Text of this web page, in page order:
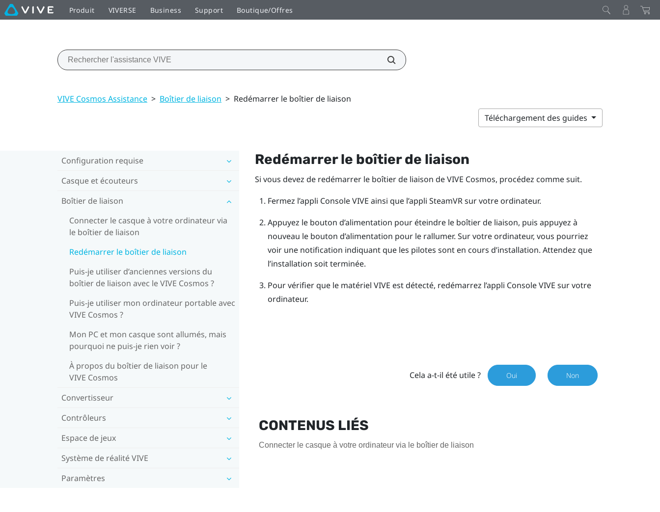
Produit VIVERSE Business Support Boutique/Offres
VIVE Cosmos Assistance > Boîtier de liaison > Redémarrer le boîtier de liaison
Téléchargement des guides
Configuration requise
Casque et écouteurs
Boîtier de liaison
Connecter le casque à votre ordinateur via
le boîtier de liaison
Redémarrer le boîtier de liaison
Puis-je utiliser d’anciennes versions du
boîtier de liaison avec le VIVE Cosmos ?
Puis-je utiliser mon ordinateur portable avec
VIVE Cosmos ?
Mon PC et mon casque sont allumés, mais
pourquoi ne puis-je rien voir ?
À propos du boîtier de liaison pour le
VIVE Cosmos
Convertisseur
Contrôleurs
Espace de jeux
Système de réalité VIVE
Paramètres
Redémarrer le boîtier de liaison
Si vous devez de redémarrer le boîtier de liaison deVIVE Cosmos, procédez comme suit.
Fermez l’appli Console VIVE ainsi que l’appli SteamVRsur votre ordinateur.
Appuyez le bouton d’alimentation pour éteindre le boîtier de liaison, puis appuyez à
nouveau le bouton d’alimentation pour le rallumer. Sur votre ordinateur, vous pourriez
voir une notification indiquant que les pilotes sont en cours d’installation. Attendez que
l’installation soit terminée.
Pour vérifier que le matériel VIVE est détecté, redémarrez l’appli Console VIVE sur votre
ordinateur.
Cela a-t-il été utile ? Oui Non
CONTENUS LIÉS
Connecter le casque à votre ordinateur via le boîtier de liaison